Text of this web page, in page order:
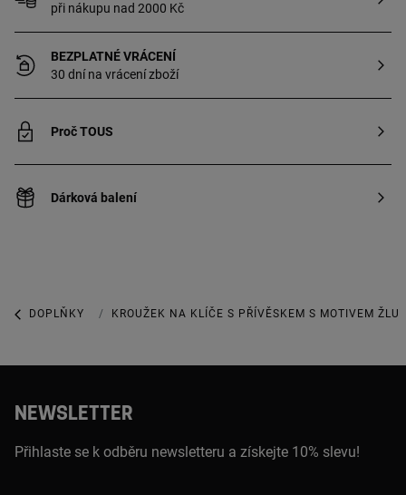
při nákupu nad 2000 Kč
BEZPLATNÉ VRÁCENÍ
30 dní na vrácení zboží
Proč TOUS
Dárková balení
DOPLŇKY KROUŽKY NA KLÍČE A PŘÍVĚSKY NA KABELKY
KROUŽEK NA KLÍČE S PŘÍVĚSKEM S MOTIVEM
NEWSLETTER
Přihlaste se k odběru newsletteru a získejte 10% slevu!